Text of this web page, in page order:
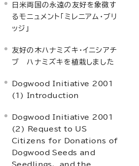
日米両国の永遠の友好を象徴す
るモニュメント「ミレニアム・ブリ
ッジ」
友好の木ハナミズキ・イニシアチ
ブ ハナミズキを植栽しました
Dogwood Initiative 2001
(1) Introduction
Dogwood Initiative 2001
(2) Request to US
Citizens for Donations of
Dogwood Seeds and
Seedlings、 and the